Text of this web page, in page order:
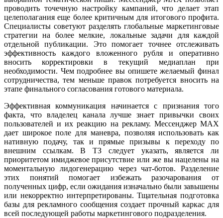
проводить точечную настройку кампаний, что делает этап
целеполагания еще более критичным для итогового профита.
Специалисты советуют разделять глобальные маркетинговые
стратегии на более мелкие, локальные задачи для каждой
отдельной публикации. Это помогает точнее отслеживать
эффективность каждого вложенного рубля и оперативно
вносить корректировки в текущий медиаплан при
необходимости. Чем подробнее вы опишете желаемый финал
сотрудничества, тем меньше правок потребуется вносить на
этапе финального согласования готового материала.
Эффективная коммуникация начинается с признания того
факта, что владелец канала лучше знает привычки своих
пользователей и их реакцию на рекламу. Мессенджер MAX
дает широкое поле для маневра, позволяя использовать как
нативную подачу, так и прямые призывы к переходу по
внешним ссылкам. В ТЗ следует указать, является ли
приоритетом имиджевое присутствие или же вы нацелены на
моментальную лидогенерацию через чат-ботов. Разделение
этих понятий помогает избежать разочарования от
полученных цифр, если ожидания изначально были завышены
или некорректно интерпретированы. Тщательная подготовка
базы для рекламного сообщения создает прочный каркас для
всей последующей работы маркетингового подразделения.